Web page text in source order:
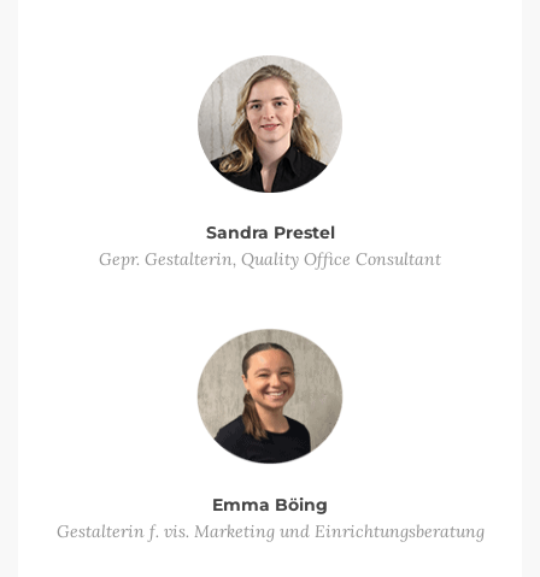
Sandra Prestel
Gepr. Gestalterin, Quality Office Consultant
Emma Böing
Gestalterin f. vis. Marketing und Einrichtungsberatung